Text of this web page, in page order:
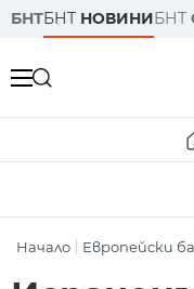
БНТБНТ НОВИНИБНТ
Начало Европейски